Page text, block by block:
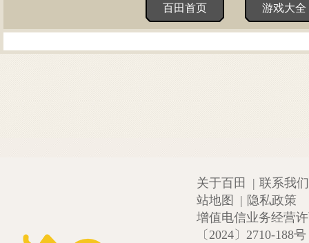
百田首页 游戏大全
关于百田 | 联系我们
站地图
| 隐私政策
增值电信业务经营
〔2024〕2710-188号